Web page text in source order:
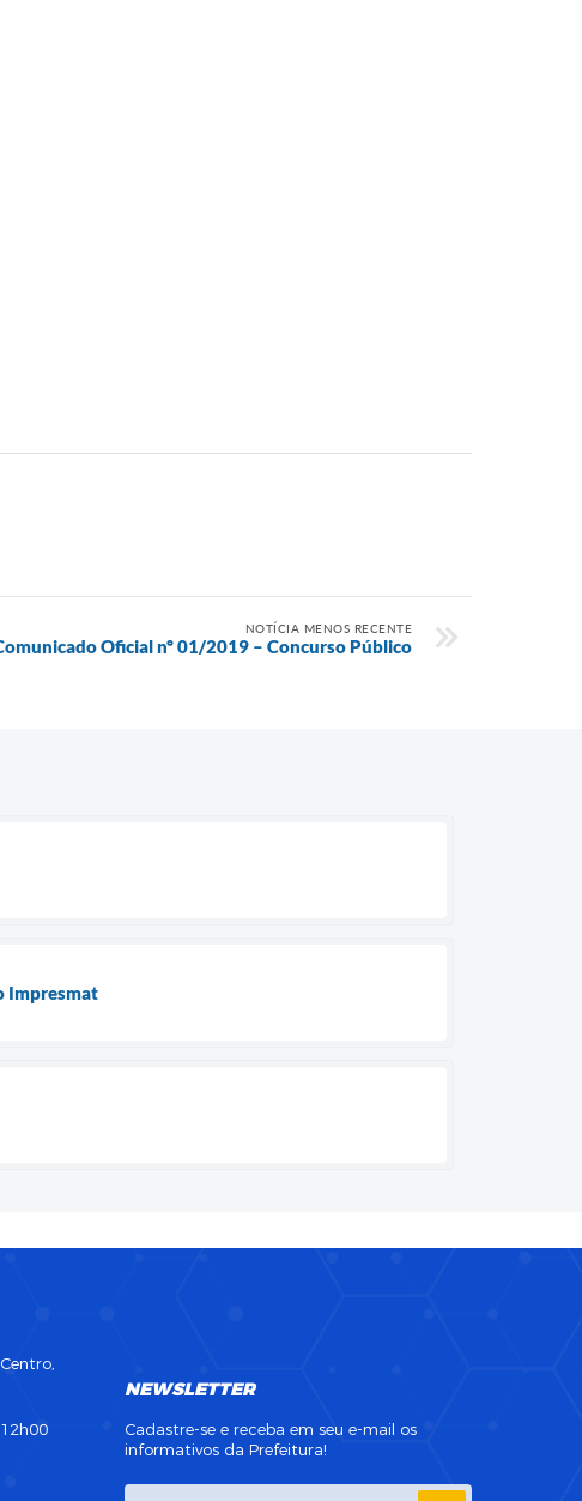
NOTÍCIA MENOS RECENTE
Oficial nº 01/2019 – Concurso Público
Impresmat
NEWSLETTER
Cadastre-se e receba em seu e-mail os
informativos da Prefeitura!